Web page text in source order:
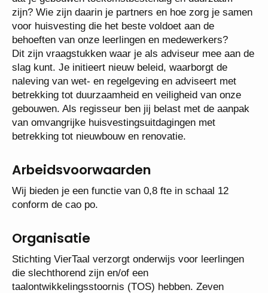
zijn? Wie zijn daarin je partners en hoe zorg je samen
voor huisvesting die het beste voldoet aan de
behoeften van onze leerlingen en medewerkers?
Dit zijn vraagstukken waar je als adviseur mee aan de
slag kunt. Je initieert nieuw beleid, waarborgt de
naleving van wet- en regelgeving en adviseert met
betrekking tot duurzaamheid en veiligheid van onze
gebouwen. Als regisseur ben jij belast met de aanpak
van omvangrijke huisvestingsuitdagingen met
betrekking tot nieuwbouw en renovatie.
Arbeidsvoorwaarden
Wij bieden je een functie van 0,8 fte in schaal 12
conform de cao po.
Organisatie
Stichting VierTaal verzorgt onderwijs voor leerlingen
die slechthorend zijn en/of een
taalontwikkelingsstoornis (TOS) hebben. Zeven